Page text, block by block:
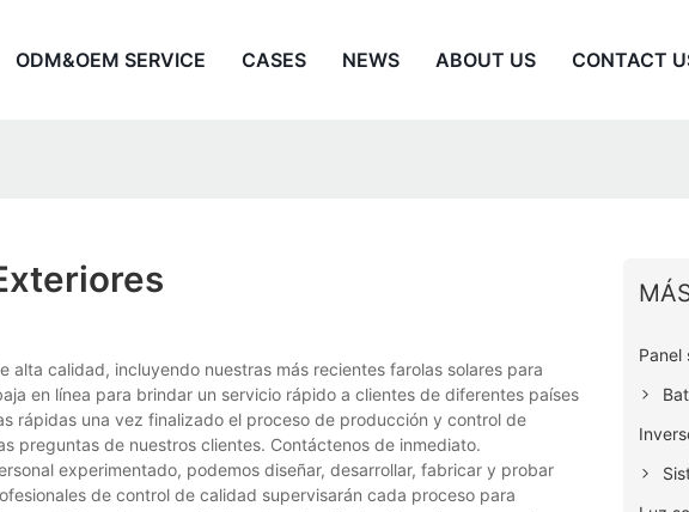
ODM&OEM SERVICE CASES NEWS ABOUT US CONTACT
calidad, incluyendo nuestras más recientes farolas solares para
en línea para brindar un servicio rápido a clientes de diferentes países
rápidas una vez finalizado el proceso de producción y control de
preguntas de nuestros clientes. Contáctenos de inmediato.
experimentado, podemos diseñar, desarrollar, fabricar y probar
de control de calidad supervisarán cada proceso para
Panel